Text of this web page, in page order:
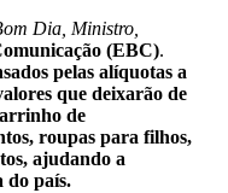
Dia, Ministro,
(EBC).
pelas alíquotas a
que deixarão de
de
roupas para filhos,
ajudando a
do país.